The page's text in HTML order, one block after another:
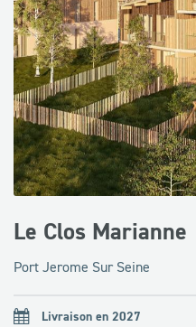
Le Clos Marianne
Port Jerome Sur Seine
Livraison en 2027